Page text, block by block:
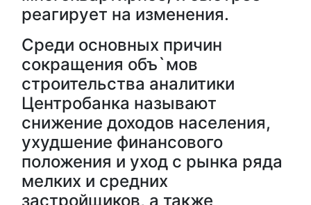
реагирует на изменения.
Среди основных причин
сокращения объ`мов
строительства аналитики
Центробанка называют
снижение доходов населения,
ухудшение финансового
положения и уход с рынка ряда
мелких и средних
застройщиков, а также